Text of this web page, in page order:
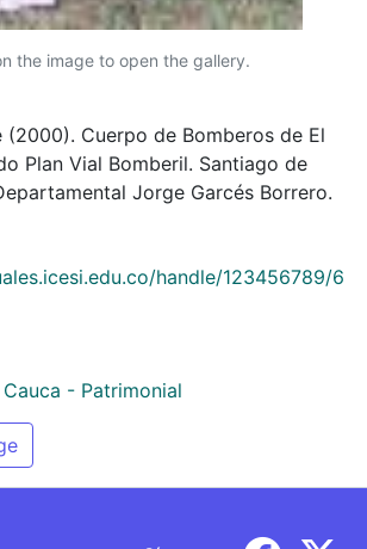
the image to open the gallery.
(2000). Cuerpo de Bomberos de El
Plan Vial Bomberil. Santiago de
Jorge Garcés Borrero.
handle/123456789/6
- Patrimonial